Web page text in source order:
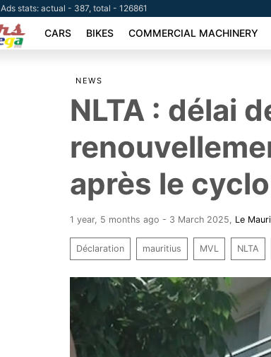
Ads stats: actual - 387, total - 126861
CARS BIKES COMMERCIAL MACHINERY
NEWS
NLTA : délai
après le
1 year, 5 months ago - 3 March 2025 Le
Déclaration mauritius MVL NLTA